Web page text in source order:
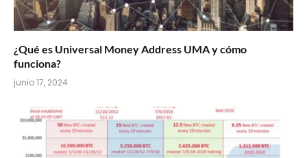
¿Qué es Universal Money Address UMA y cómo
funciona?
junio 17, 2024